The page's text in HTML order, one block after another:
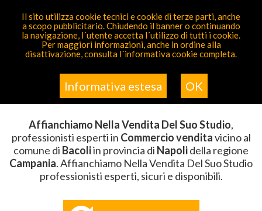
PARTECIPA GRATIS
Sei QuiElenco>Commercio Vendita> Affianchiamo
Nella Vendita Del Suo Studio >Campania> Napoli
Bacoli
DEL SUO STUDIO BACOLI
Affianchiamo Nella Vendita Del Suo Studio,
professionisti esperti in Commercio venditavicino al
comune di Bacoliin provincia di Napolidella regione
Campania. Affianchiamo Nella Vendita Del Suo Studio
professionisti esperti, sicuri e disponibili.
Il sito utilizza cookie tecnici e cookie di terze parti, anche
a scopo pubblicitario. Chiudendo il banner o continuando
la navigazione, l´utente accetta l´utilizzo di tutti i cookie.
Per maggiori informazioni, anche in ordine alla
disattivazione, consulta l´informativa cookie completa.
Informativa estesa OK